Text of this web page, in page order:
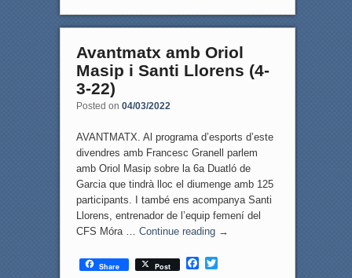
Avantmatx amb Oriol
Masip i Santi Llorens (4-
3-22)
Posted on 04/03/2022
AVANTMATX. Al programa d’esports d’este
divendres amb Francesc Granell parlem
amb Oriol Masip sobre la 6a Duatló de
Garcia que tindrà lloc el diumenge amb 125
participants. I també ens acompanya Santi
Llorens, entrenador de l’equip femení del
CFS Móra … Continue reading →
Share Post
F
T